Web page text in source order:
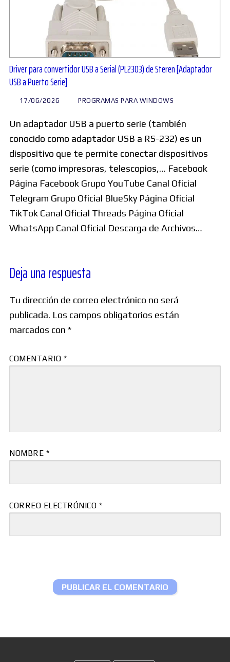
Driver para convertidor USB a Serial (PL2303) de Steren [Adaptador
USB a Puerto Serie]
17/06/2026 PROGRAMAS PARA WINDOWS
Un adaptador USB a puerto serie (también
conocido como adaptador USB a RS-232) es un
dispositivo que te permite conectar dispositivos
serie (como impresoras, telescopios,… Facebook
Página Facebook Grupo YouTube Canal Oficial
Telegram Grupo Oficial BlueSky Página Oficial
TikTok Canal Oficial Threads Página Oficial
WhatsApp Canal Oficial Descarga de Archivos…
Deja una respuesta
Tu dirección de correo electrónico no será
publicada. Los campos obligatorios están
marcados con *
COMENTARIO *
NOMBRE *
CORREO ELECTRÓNICO *